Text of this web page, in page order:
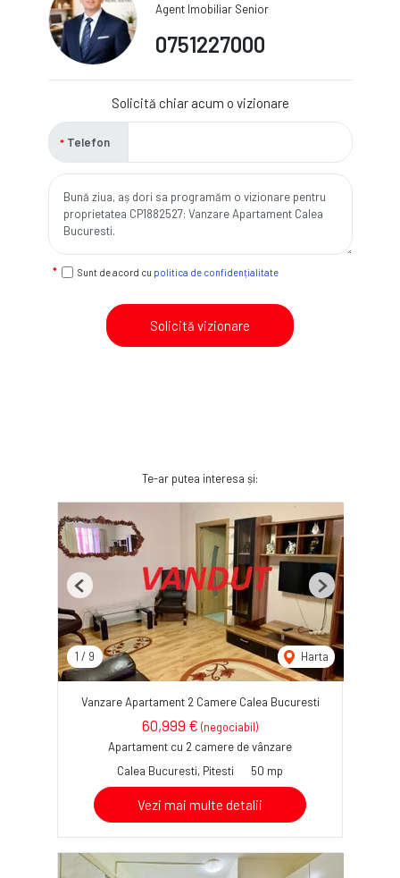
Agent Imobiliar Senior
0751227000
Solicită chiar acum o vizionare
Telefon
Sunt de acord cu politica de confidențialitate
Solicită vizionare
Te-ar putea interesa și:
1 / 9 Harta
Previous Next
Vanzare Apartament 2 Camere Calea Bucuresti
60,999 € (negociabil)
Apartament cu 2 camere de vânzare
Calea Bucuresti, Pitesti
50 mp
Vezi mai multe detalii